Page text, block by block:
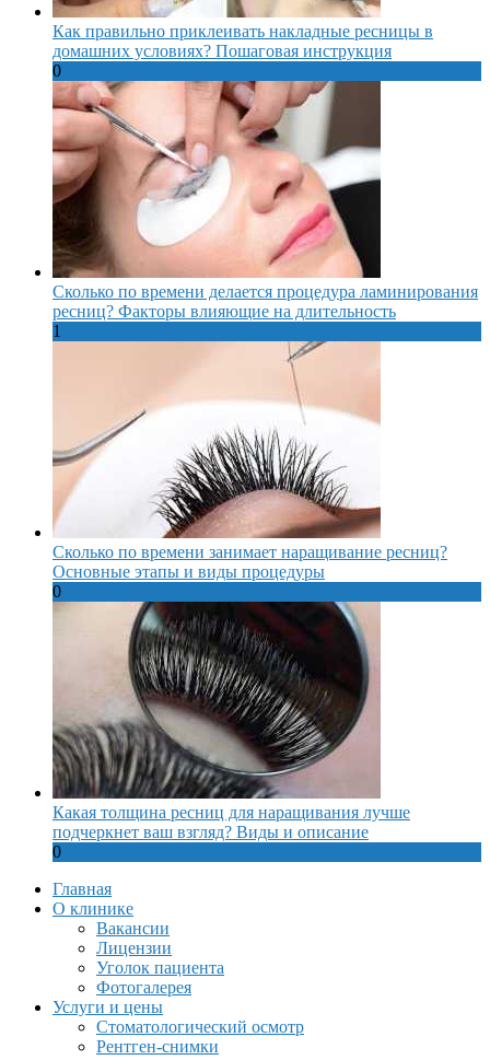
Как правильно приклеивать накладные ресницы в
домашних условиях? Пошаговая инструкция
0
Сколько по времени делается процедура ламинирования
ресниц? Факторы влияющие на длительность
1
Сколько по времени занимает наращивание ресниц?
Основные этапы и виды процедуры
0
Какая толщина ресниц для наращивания лучше
подчеркнет ваш взгляд? Виды и описание
0
Главная
О клинике
Вакансии
Лицензии
Уголок пациента
Фотогалерея
Услуги и цены
Стоматологический осмотр
Рентген-снимки